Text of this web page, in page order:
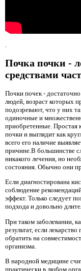
Почка почки -
средствами
Почки почек -
людей, возраст которых
подозревают, что у них
одиночные и
приобретенные. Простая
почки и выглядит как
всего его наличие
причине.В большинстве
никакого лечения, но
состояния. Обычно они
Если диагностирована
соблюдение
эффект. Только следует
подхода и довольно
При таком заболевании,
результат, если
обратить на
организма.
В народной медицине
практически в любом